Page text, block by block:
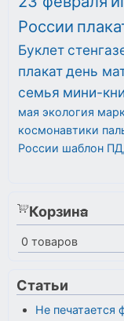
России
Буклет
плакатдень
семья мини-
мая экология
космонавтики
России шаблон
Корзина
0 товаров
Статьи
Не печатается